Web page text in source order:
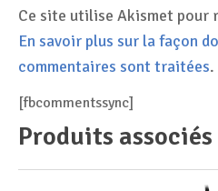
Ce site utilise Akismet pour
En savoir plus sur la façon
commentaires sont traitées.
[fbcommentssync]
Produits associés